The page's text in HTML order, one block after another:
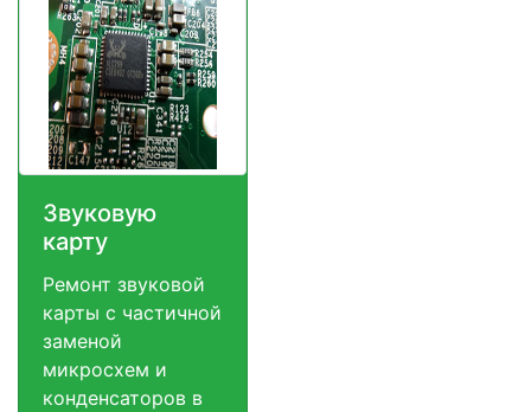
Звуковую
карту
Ремонт звуковой
карты с частичной
заменой
микросхем и
конденсаторов в